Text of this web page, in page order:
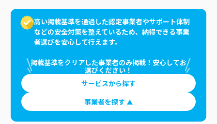
高い掲載基準を通過した認定事業者やサポート体制
などの安全対策を整えているため、納得できる事業
者選びを安心して行えます。
掲載基準をクリアした事業者のみ掲載！安心してお
選びください！
サービスから探す
事業者を探す